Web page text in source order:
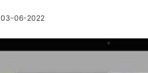
03-06-2022